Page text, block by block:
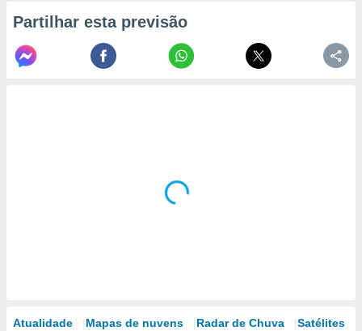
Partilhar esta previsão
Atualidade Mapas de nuvens Radar de Chuva Satélites